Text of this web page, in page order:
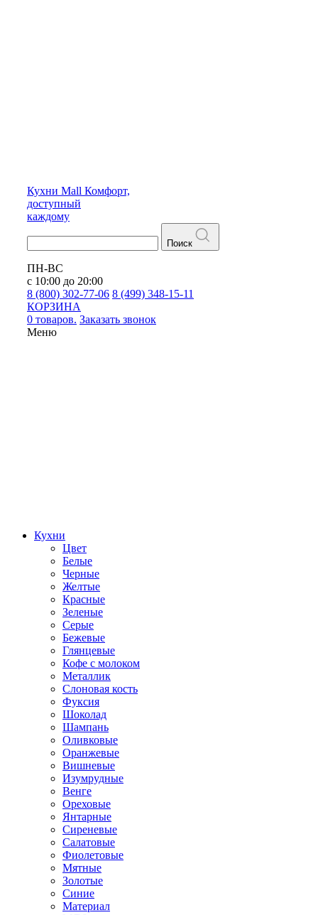
Кухни Mall Комфорт,
доступный
каждому
Поиск
ПН-ВС
с 10:00 до 20:00
8 (800) 302-77-06 8 (499) 348-15-11
КОРЗИНА
0 товаров. Заказать звонок
Меню
Кухни
Цвет
Белые
Черные
Желтые
Красные
Зеленые
Серые
Бежевые
Глянцевые
Кофе с молоком
Металлик
Слоновая кость
Фуксия
Шоколад
Шампань
Оливковые
Оранжевые
Вишневые
Изумрудные
Венге
Ореховые
Янтарные
Сиреневые
Салатовые
Фиолетовые
Мятные
Золотые
Синие
Материал